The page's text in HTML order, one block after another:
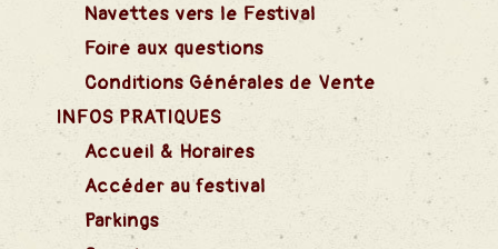
Navettes vers le Festival
Foire aux questions
Conditions Générales de Vente
INFOS PRATIQUES
Accueil & Horaires
Accéder au festival
Parkings